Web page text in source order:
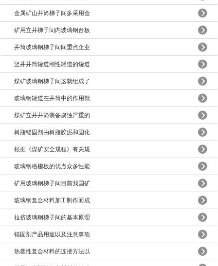
金属矿山井筒梯子间多采用金
矿用立井梯子间内玻璃钢台板
井筒玻璃钢梯子间间重点企业
竖井井筒罐道刚性罐道的罐道
煤矿玻璃钢梯子间这就组成了
玻璃钢罐道在井筒中的作用就
煤矿立井井简装备腐蚀严重的
树脂锚固剂由树脂胶泥和固化
根据《煤矿安全规程》有关规
玻璃钢格栅板的优点众多性能
矿用玻璃钢梯子间目前我国矿
玻璃钢复合材料加工制作而成
拉挤玻璃钢梯子间的基本原理
锚固剂产品用途以及注意事项
热塑性复合材料的连接方法以